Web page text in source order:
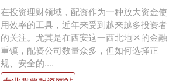
在投资理财领域，配资作为一种放大资金使
用效率的工具，近年来受到越来越多投资者
的关注。尤其是在西安这一西北地区的金融
重镇，配资公司数量众多，但如何选择正
规、安全的....